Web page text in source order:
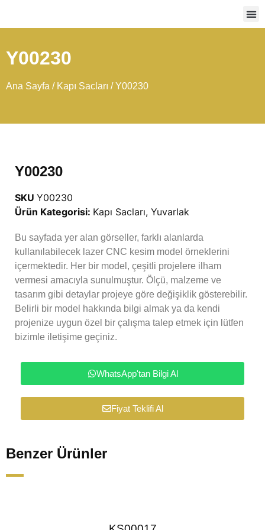
Y00230
Ana Sayfa / Kapı Sacları / Y00230
Y00230
SKU Y00230
Ürün Kategorisi: Kapı Sacları, Yuvarlak
Bu sayfada yer alan görseller, farklı alanlarda
kullanılabilecek lazer CNC kesim model örneklerini
içermektedir. Her bir model, çeşitli projelere ilham
vermesi amacıyla sunulmuştur. Ölçü, malzeme ve
tasarım gibi detaylar projeye göre değişiklik gösterebilir.
Belirli bir model hakkında bilgi almak ya da kendi
projenize uygun özel bir çalışma talep etmek için lütfen
bizimle iletişime geçiniz.
WhatsApp'tan Bilgi Al
Fiyat Teklifi Al
Benzer Ürünler